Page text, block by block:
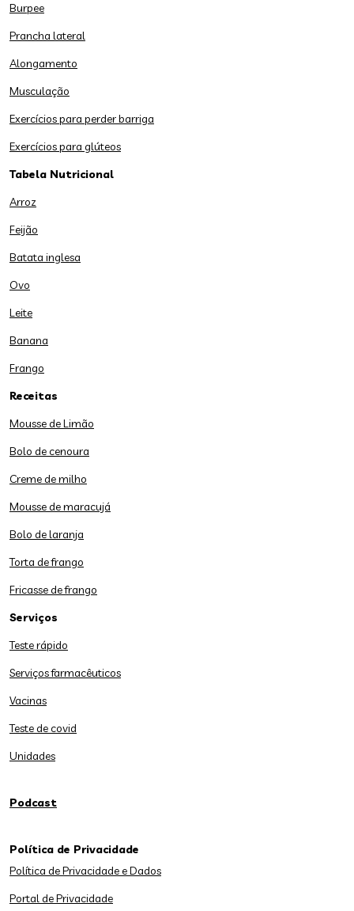
Burpee
Prancha lateral
Alongamento
Musculação
Exercícios para perder barriga
Exercícios para glúteos
Tabela Nutricional
Arroz
Feijão
Batata inglesa
Ovo
Leite
Banana
Frango
Receitas
Mousse de Limão
Bolo de cenoura
Creme de milho
Mousse de maracujá
Bolo de laranja
Torta de frango
Fricasse de frango
Serviços
Teste rápido
Serviços farmacêuticos
Vacinas
Teste de covid
Unidades
Podcast
Política de Privacidade
Política de Privacidade e Dados
Portal de Privacidade